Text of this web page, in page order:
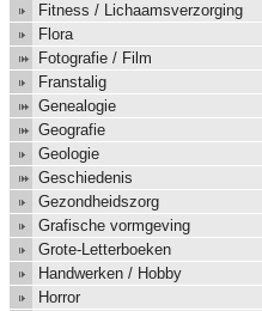
Fitness / Lichaamsverzorging
Flora
Fotografie / Film
Franstalig
Genealogie
Geografie
Geologie
Geschiedenis
Gezondheidszorg
Grafische vormgeving
Grote-Letterboeken
Handwerken / Hobby
Horror